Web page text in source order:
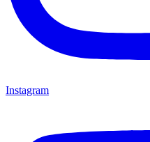
Instagram